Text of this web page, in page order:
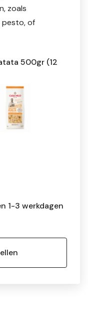
zoals
pesto, of
500gr (12
1-3 werkdagen